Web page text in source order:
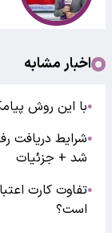
اخبار مشابه
●با این روش
●شرایط دریافت
شد + جزئیات
●تفاوت کارت
است؟